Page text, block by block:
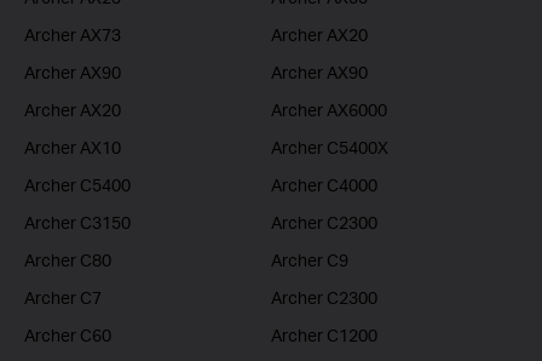
Archer AX73
Archer AX20
Archer AX90
Archer AX90
Archer AX20
Archer AX6000
Archer AX10
Archer C5400X
Archer C5400
Archer C4000
Archer C3150
Archer C2300
Archer C80
Archer C9
Archer C7
Archer C2300
Archer C60
Archer C1200